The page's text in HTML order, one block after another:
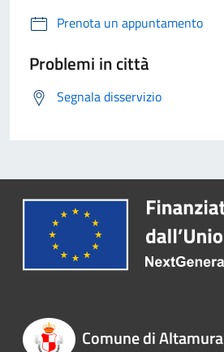
Prenota un appuntamento
Problemi in città
Segnala disservizio
Comune di Altamura